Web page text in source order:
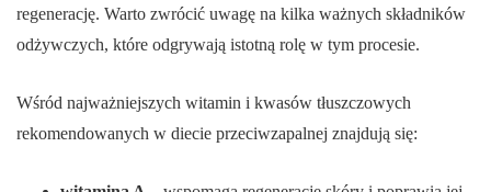
regenerację. Warto zwrócić uwagę na kilka ważnych składników
odżywczych, które odgrywają istotną rolę w tym procesie.
Wśród najważniejszych witamin i kwasów tłuszczowych
rekomendowanych w diecie przeciwzapalnej znajdują się: